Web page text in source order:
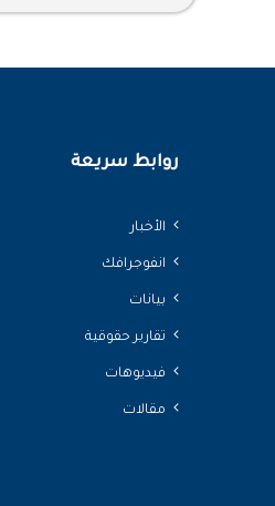
روابط سريعة
الأخبار
انفوجرافك
بيانات
تقارير حقوقية
فيديوهات
مقالات